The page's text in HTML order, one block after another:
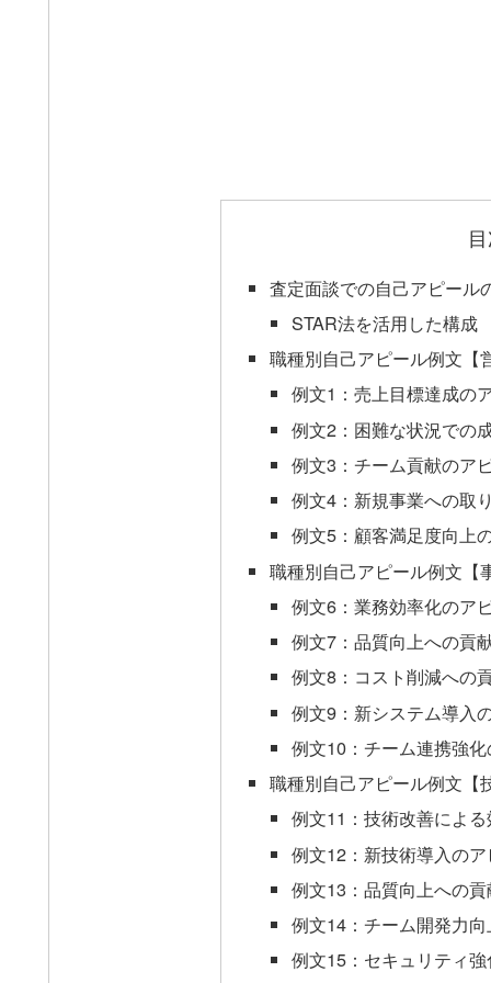
査定面談での自己アピール
STAR法を活用した構成
職種別自己アピール例文【
例文1：売上目標達成の
例文2：困難な状況での
例文3：チーム貢献のア
例文4：新規事業への取
例文5：顧客満足度向上
職種別自己アピール例文【
例文6：業務効率化のア
例文7：品質向上への貢
例文8：コスト削減への
例文9：新システム導入
例文10：チーム連携強
職種別自己アピール例文【
例文11：技術改善によ
例文12：新技術導入の
例文13：品質向上への
例文14：チーム開発力
例文15：セキュリティ